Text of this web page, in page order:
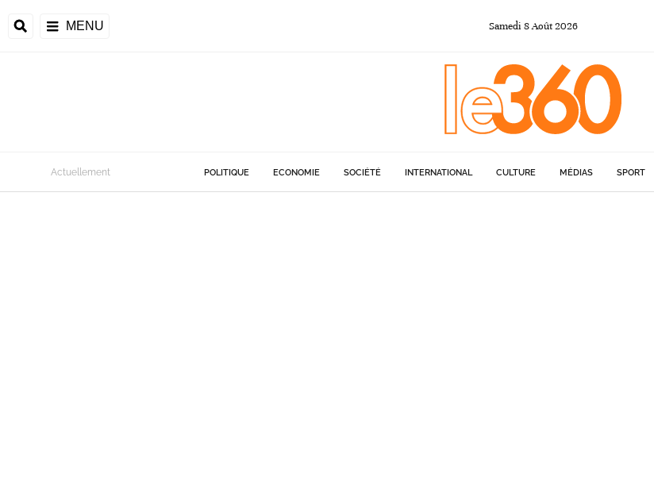
MENU Samedi 8Août2026
Actuellement POLITIQUE ECONOMIE SOCIÉTÉ INTERNATIONAL CULTURE MÉDIAS SPORT